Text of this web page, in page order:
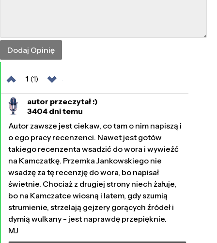
1 (1)
autor przeczytał :)
3404 dni temu
Autor zawsze jest ciekaw, co tam o nim napiszą i
o ego pracy recenzenci. Nawet jest gotów
takiego recenzenta wsadzić do wora i wywieźć
na Kamczatkę. Przemka Jankowskiego nie
wsadzę za tę recenzję do wora, bo napisał
świetnie. Chociaż z drugiej strony niech żałuje,
bo na Kamczatce wiosną i latem, gdy szumią
strumienie, strzelają gejzery gorących źródeł i
dymią wulkany - jest naprawdę przepięknie.
MJ